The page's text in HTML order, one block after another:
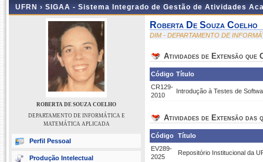
UFRN › SIGAA - Sistema Integrado de Gestão de Atividades
ROBERTA DE SOUZA COELHO
DEPARTAMENTO DE INFORMÁTICA E
MATEMÁTICA APLICADA
Perfil Pessoal
Produção Intelectual
Roberta De Souza Coelho
DIM - DEPARTAMENTO DE
Atividades de Extensão que
Código Título
CR129-
2010
Introdução à Testes de
Atividades de Extensão das
Código Título
EV289-
2025
Repositório Institucional da